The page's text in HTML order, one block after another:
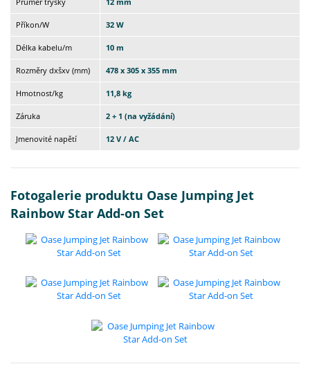
Příkon/W 32 W
Délka kabelu/m 10 m
Rozměry dxšxv (mm) 478 x 305 x 355 mm
Hmotnost/kg 11,8 kg
Záruka 2 + 1 (na vyžádání)
Jmenovité napětí 12 V / AC
Fotogalerie produktu Oase Jumping Jet
Rainbow Star Add-on Set